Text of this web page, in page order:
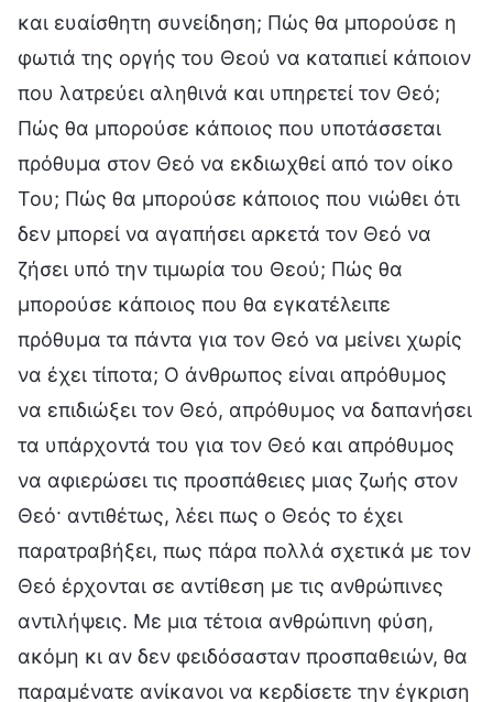
και ευαίσθητη συνείδηση; Πώς θα μπορούσε η
φωτιά της οργής του Θεού να καταπιεί κάποιον
που λατρεύει αληθινά και υπηρετεί τον Θεό;
Πώς θα μπορούσε κάποιος που υποτάσσεται
πρόθυμα στον Θεό να εκδιωχθεί από τον οίκο
Του; Πώς θα μπορούσε κάποιος που νιώθει ότι
δεν μπορεί να αγαπήσει αρκετά τον Θεό να
ζήσει υπό την τιμωρία του Θεού; Πώς θα
μπορούσε κάποιος που θα εγκατέλειπε
πρόθυμα τα πάντα για τον Θεό να μείνει χωρίς
να έχει τίποτα; Ο άνθρωπος είναι απρόθυμος
να επιδιώξει τον Θεό, απρόθυμος να δαπανήσει
τα υπάρχοντά του για τον Θεό και απρόθυμος
να αφιερώσει τις προσπάθειες μιας ζωής στον
Θεό· αντιθέτως, λέει πως ο Θεός το έχει
παρατραβήξει, πως πάρα πολλά σχετικά με τον
Θεό έρχονται σε αντίθεση με τις ανθρώπινες
αντιλήψεις. Με μια τέτοια ανθρώπινη φύση,
ακόμη κι αν δεν φειδόσασταν προσπαθειών, θα
παραμένατε ανίκανοι να κερδίσετε την έγκριση